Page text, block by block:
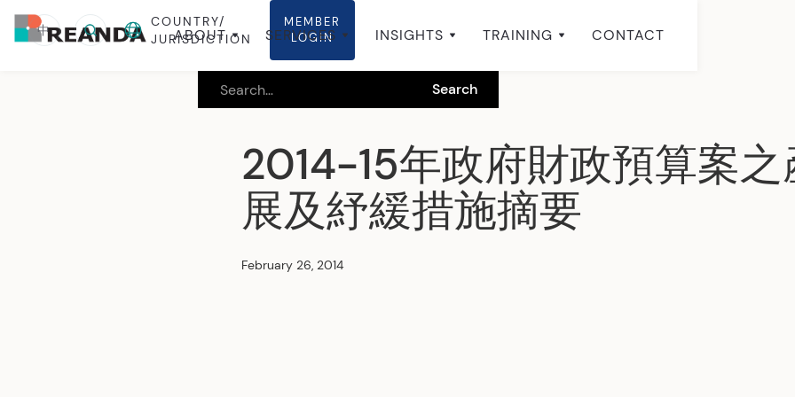
ABOUT SERVICES INSIGHTS TRAINING CONTACT
中
COUNTRY/
JURISDICTION
MEMBER
LOGIN
2014-15年政府財政預算案
展及紓緩措施摘要
February 26, 2014